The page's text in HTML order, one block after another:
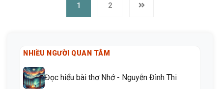
1 2
NHIỀU NGƯỜI QUAN TÂM
Đọc hiểu bài thơ Nhớ - Nguyễn Đình Thi